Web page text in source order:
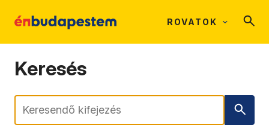
ROVATOK
Keresés
Keresés